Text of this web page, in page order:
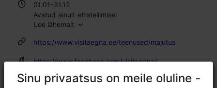
01.01–31.12
Avatud ainult ettetellimisel
Loe lähemalt
https://www.visitaegna.ee/teenused/majutus
https://www.facebook.com/visitaegna/
info@visitaegna.ee
Sinu privaatsus on meile oluline -
Sinu privaatsus on meile oluline -